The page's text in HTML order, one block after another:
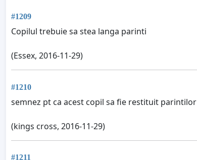
#1209
Copilul trebuie sa stea langa parinti
(Essex, 2016-11-29)
#1210
semnez pt ca acest copil sa fie restituit parintilor
(kings cross, 2016-11-29)
#1211